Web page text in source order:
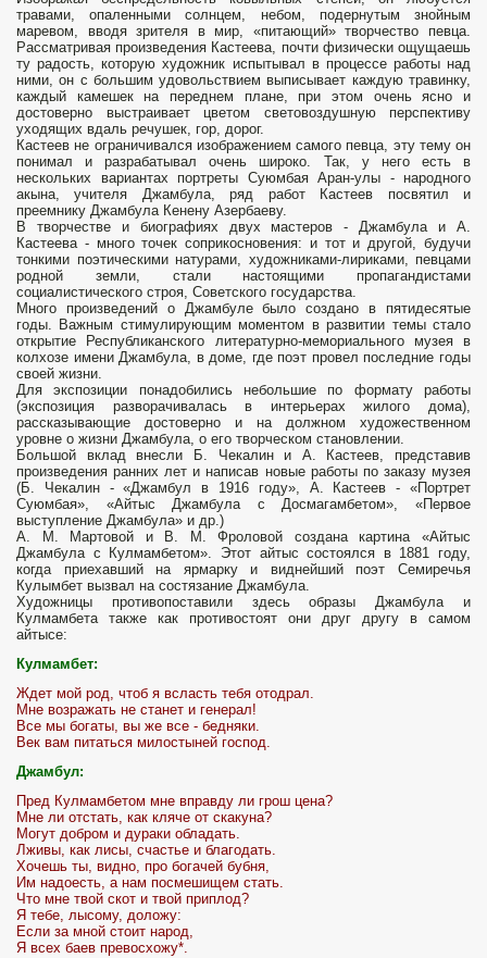
травами, опаленными солнцем, небом, подернутым знойным
маревом, вводя зри­теля в мир, «питающий» твор­чество певца.
Рассматривая произведения Кастеева, почти физически ощущаешь
ту радость, которую художник испытывал в процессе рабо­ты над
ними, он с большим удо­вольствием выписывает каждую травинку,
каждый камешек на переднем плане, при этом очень ясно и
достоверно выстраивает цветом свето­воздушную перспективу
уходящих вдаль речушек, гор, дорог.
Кастеев не ограничивался изображением самого певца, эту тему он
понимал и разрабатывал очень широко. Так, у него есть в
нескольких вариантах портреты Суюмбая Аран-улы - народного
акына, учителя Джамбула, ряд работ Кастеев посвятил и
преемнику Джамбула Кенену Азербаеву.
В творчестве и биографиях двух мастеров - Джамбула и А.
Кастеева - много точек соприкосновения: и тот и другой, будучи
тонкими поэтическими на­турами, художниками-лириками, певцами
родной земли, стали настоящими пропагандистами
социалистического строя, Советского государства.
Много произведений о Джамбуле было создано в пятидесятые
годы. Важным стимулирующим моментом в развитии темы стало
открытие Республиканского литературно-мемориального музея в
колхозе имени Джамбула, в доме, где поэт провел последние годы
своей жизни.
Для экспозиции понадобились небольшие по формату работы
(экспозиция разворачивалась в интерьерах жилого дома),
рассказывающие достоверно и на должном художественном
уровне о жизни Джамбула, о его творческом становлении.
Большой вклад внесли Б. Чекалин и А. Кастеев, представив
произведения ран­них лет и написав новые работы по заказу музея
(Б. Чекалин - «Джамбул в 1916 году», А. Кастеев - «Портрет
Суюмбая», «Айтыс Джамбула с Досмагамбетом», «Первое
выступление Джамбула» и др.)
А. M. Мартовой и В. М. Фроловой создана картина «Айтыс
Джамбула с Кулмамбетом». Этот айтыс состоялся в 1881 году,
когда приехавший на ярмарку и виднейший поэт Семиречья
Кулымбет вызвал на состязание Джамбула.
Художницы противопоставили здесь образы Джамбула и
Кулмамбета также как противостоят они друг другу в самом
айтысе:
Кулмамбет:
Ждет мой род, чтоб я всласть тебя отодрал.
Мне возражать не станет и генерал!
Все мы богаты, вы же все - бедняки.
Век вам питаться милостыней господ.
Джамбул:
Пред Кулмамбетом мне вправду ли грош цена?
Мне ли отстать, как кляче от скакуна?
Могут добром и дураки обладать.
Лживы, как лисы, счастье и благодать.
Хочешь ты, видно, про богачей бубня,
Им надоесть, а нам посмешищем стать.
Что мне твой скот и твой приплод?
Я тебе, лысому, доложу:
Если за мной стоит народ,
Я всех баев превосхожу*.